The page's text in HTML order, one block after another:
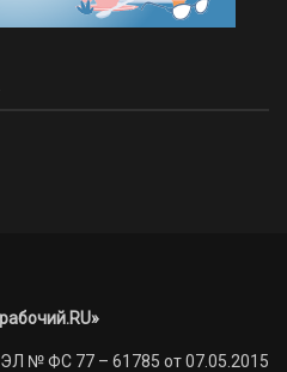
№ ФС 77 – 61785 от 07.05.2015